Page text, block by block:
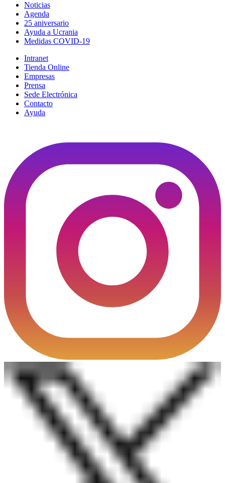
Noticias
Agenda
25 aniversario
Ayuda a Ucrania
Medidas COVID-19
Intranet
Tienda Online
Empresas
Prensa
Sede Electrónica
Contacto
Ayuda